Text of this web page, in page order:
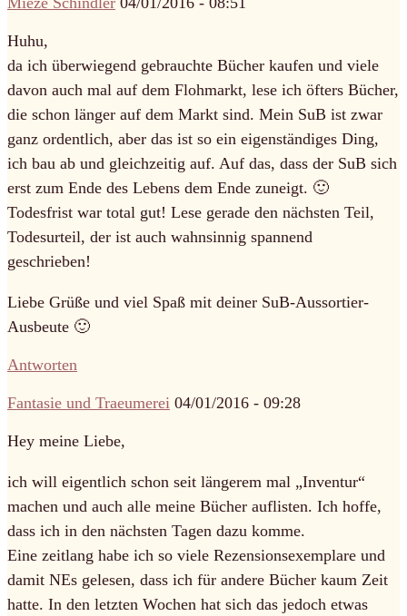
Huhu,
da ich überwiegend gebrauchte Bücher kaufen und viele
davon auch mal auf dem Flohmarkt, lese ich öfters Bücher,
die schon länger auf dem Markt sind. Mein SuB ist zwar
ganz ordentlich, aber das ist so ein eigenständiges Ding,
ich bau ab und gleichzeitig auf. Auf das, dass der SuB sich
erst zum Ende des Lebens dem Ende zuneigt. 🙂
Todesfrist war total gut! Lese gerade den nächsten Teil,
Todesurteil, der ist auch wahnsinnig spannend
geschrieben!
Liebe Grüße und viel Spaß mit deiner SuB-Aussortier-
Ausbeute 🙂
Antworten
Fantasie und Traeumerei 04/01/2016 - 09:28
Hey meine Liebe,
ich will eigentlich schon seit längerem mal „Inventur“
machen und auch alle meine Bücher auflisten. Ich hoffe,
dass ich in den nächsten Tagen dazu komme.
Eine zeitlang habe ich so viele Rezensionsexemplare und
damit NEs gelesen, dass ich für andere Bücher kaum Zeit
hatte. In den letzten Wochen hat sich das jedoch etwas